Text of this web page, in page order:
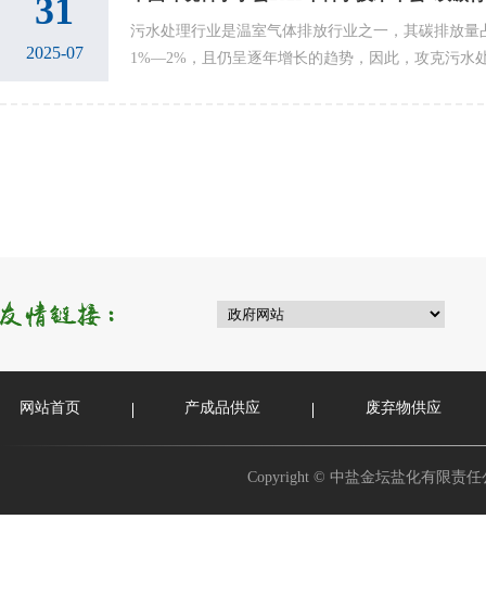
31
2025-07
污水处理行业是温室气体排放行业之一，其碳排放量
1%—2%，且仍呈逐年增长的趋势，因此，攻克污水
网站首页 产成品供应 废弃物供应
Copyright © 中盐金坛盐化有限责任